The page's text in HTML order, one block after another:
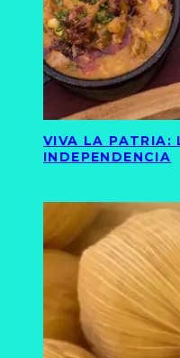
VIVA LA PATRIA:
INDEPENDENCIA